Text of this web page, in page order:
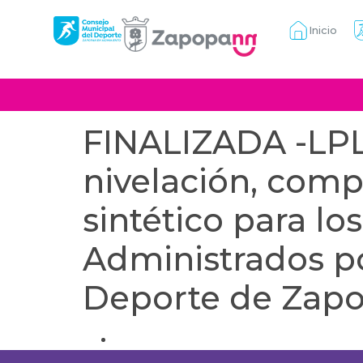
Inicio
FINALIZADA -
nivelación,
sintético para
Administrados
Deporte de